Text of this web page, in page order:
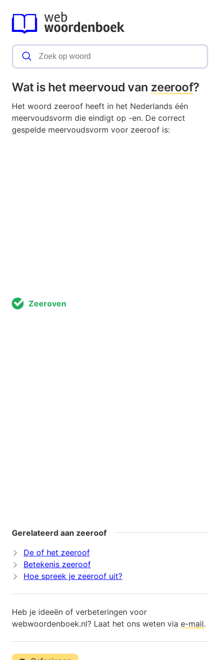
Wat is het meervoud van zeeroof?
Het woord zeeroof heeft in het Nederlands één
meervoudsvorm die eindigt op -en. De correct
gespelde meervoudsvorm voor zeeroof is:
Zeeroven
Gerelateerd aan zeeroof
De of het zeeroof
Betekenis zeeroof
Hoe spreek je zeeroof uit?
Heb je ideeën of verbeteringen voor
webwoordenboek.nl? Laat het ons weten via e-mail.